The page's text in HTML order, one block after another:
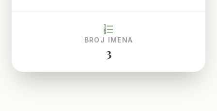
format_list_numbered
BROJ IMENA
3